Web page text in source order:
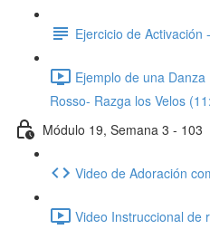
Ejercicio de Activación
Ejemplo de una
Rosso- Razga los Velos
Módulo 19, Semana 3 - 103
Video de Adoración
Video Instruccional de